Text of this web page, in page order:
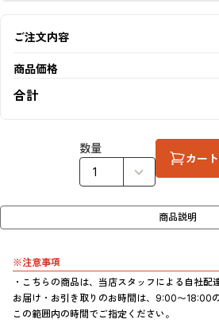
ご注文内容
商品価格
合計
数量
カー
商品説明
※注意事項
・こちらの商品は、当店スタッフによる自社配
お届け・お引き取りのお時間は、9:00〜18:00
この範囲内の時間でご指定ください。